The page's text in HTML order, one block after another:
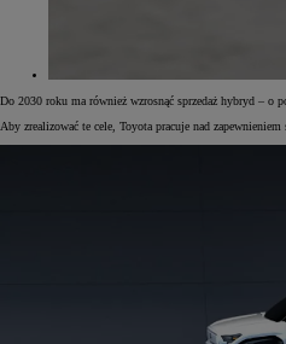
Do 2030 roku ma również wzrosnąć sprzedaż hybryd – o
Aby zrealizować te cele, Toyota pracuje nad